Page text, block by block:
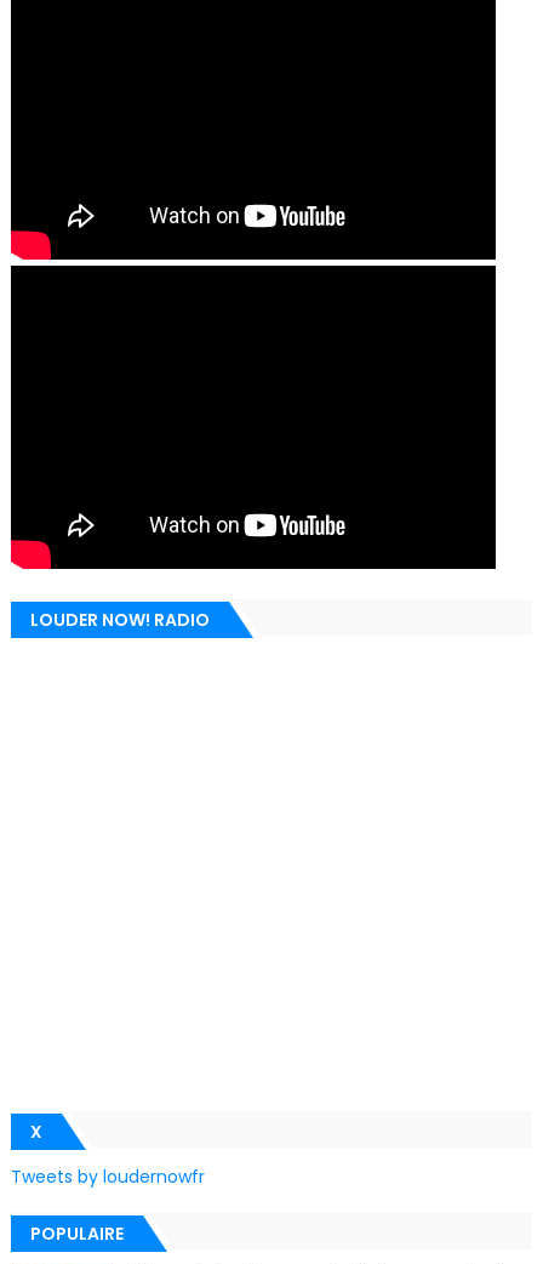
LOUDER NOW! RADIO
X
Tweets by loudernowfr
POPULAIRE